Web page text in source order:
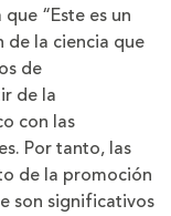
“Este es un
la ciencia que
de
de la
con las
Por tanto, las
de la promoción
son significativos